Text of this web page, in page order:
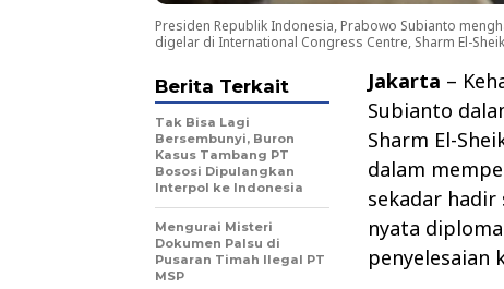
Presiden Republik Indonesia, Prabowo Subianto
digelar di International Congress Centre, Sharm El-
Jakarta –
Subianto
Sharm El-
dalam
sekadar
nyata
penyelesaian
Berita Terkait
Tak Bisa Lagi
Bersembunyi, Buron
Kasus Tambang PT
Bososi Dipulangkan
Interpol ke Indonesia
Mengurai Misteri
Dokumen Palsu di
Pusaran Timah Ilegal PT
MSP